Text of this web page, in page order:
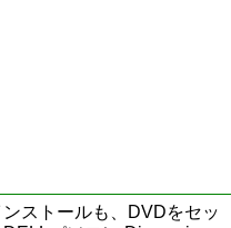
ストールも、DVDをセッ